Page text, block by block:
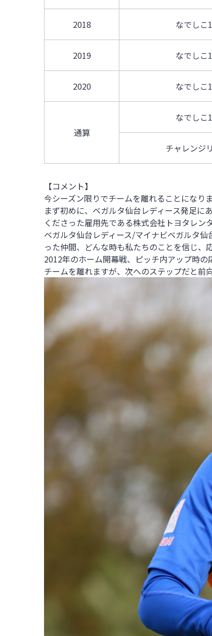
2018 なでしこ
2019 なでしこ
2020 なでしこ
通算
なでしこ
チャレンジ
【コメント】
今シーズン限りでチームを離れることになりま
まず初めに、ベガルタ仙台レディース発足に
くださった雇用先である株式会社トヨタレン
ベガルタ仙台レディース/マイナビベガルタ仙
った仲間、どんな時も私たちのことを信じ、
2012年のホーム開幕戦、ピッチ内アップ時
チームを離れますが、次へのステップだと前